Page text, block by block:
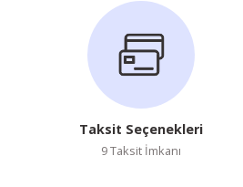
Taksit Seçenekleri
9 Taksit İmkanı